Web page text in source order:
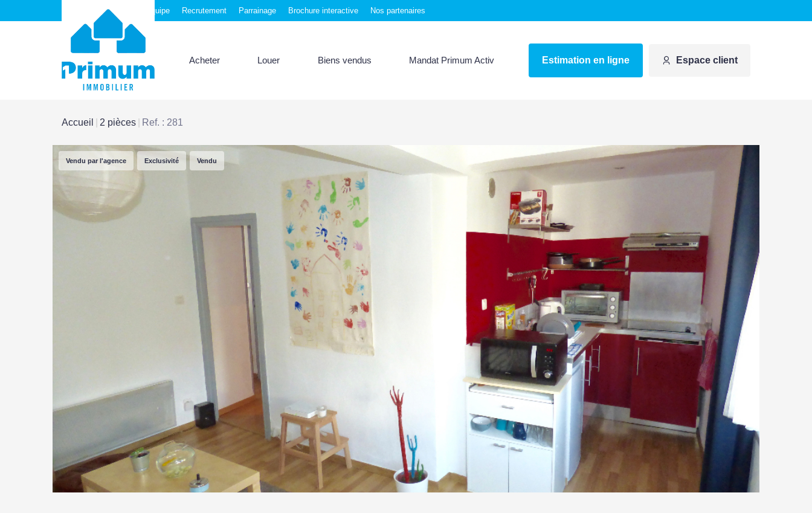
Nos agences Notre équipe Recrutement Parrainage Brochure interactive Nos partenaires
Acheter Louer Biens vendus Mandat Primum Activ Estimation en ligne Espace client
Accueil 2 pièces Ref. : 281
Vendu par l'agence Exclusivité Vendu